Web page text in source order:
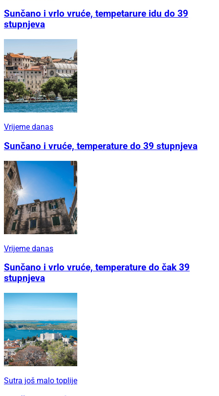
Sunčano i vrlo vruće, tempetarure idu do 39
stupnjeva
Vrijeme danas
Sunčano i vruće, temperature do 39 stupnjeva
Vrijeme danas
Sunčano i vrlo vruće, temperature do čak 39
stupnjeva
Sutra još malo toplije